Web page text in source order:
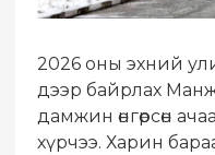
2026 оны эхний
дээр байрлах
дамжин өнгөрсөн
хүрчээ. Харин